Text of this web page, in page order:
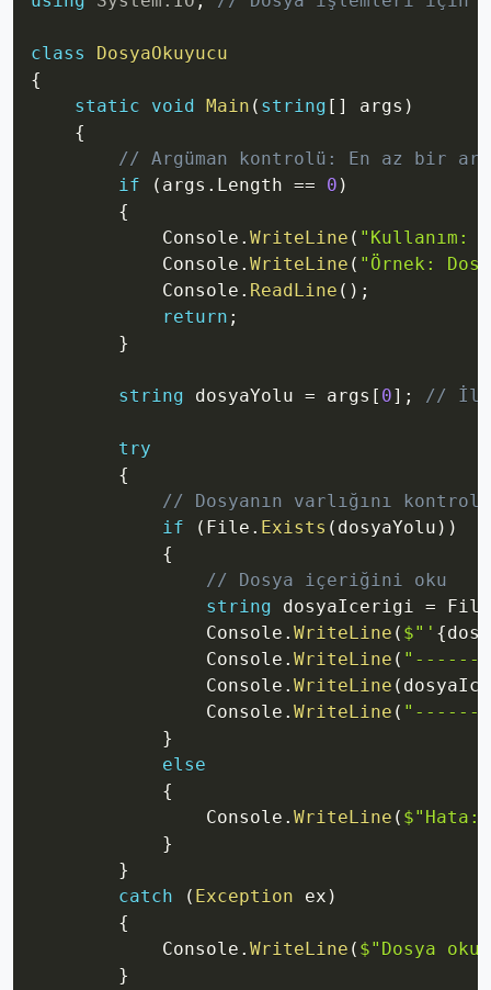
class
DosyaOkuyucu
{
static
void Main ( string [ ] args )
{
// Argüman kontrolü: En az bir
if
( args . Length == 0 )
{
            Console
. WriteLine ( "Kullanım:
            Console
. WriteLine ( "Örnek:
            Console
. ReadLine ( ) ;
return ;
}
string dosyaYolu = args [ 0] ; // İlk
try
{
// Dosyanın varlığını kontrol
if
( File . Exists ( dosyaYolu ) )
{
// Dosya içeriğini oku
string dosyaIcerigi = File
                Console
. WriteLine ( $"' {
                Console
. WriteLine (
                Console
. WriteLine (
                Console
. WriteLine (
}
else
{
                Console
. WriteLine (
}
}
catch
( Exception ex )
{
            Console
. WriteLine ( $"Dosya
}